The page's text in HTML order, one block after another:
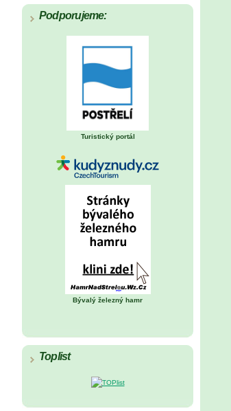
Podporujeme:
Turistický portál
Bývalý železný hamr
Toplist